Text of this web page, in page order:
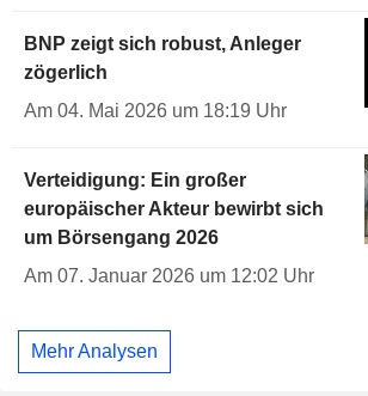
BNP zeigt sich robust, Anleger
zögerlich
Am 04. Mai 2026 um 18:19 Uhr
Verteidigung: Ein großer
europäischer Akteur bewirbt sich
um Börsengang 2026
Am 07. Januar 2026 um 12:02 Uhr
Mehr Analysen